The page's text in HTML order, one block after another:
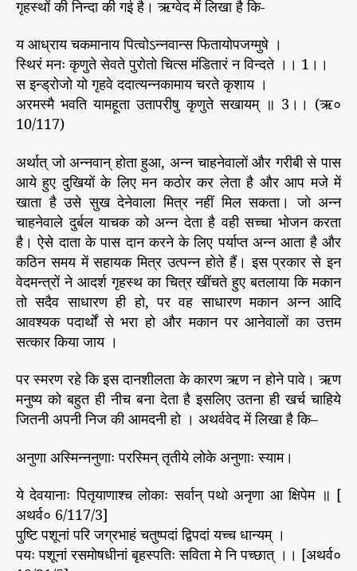
गृहस्थों की निन्दा की गई है। ऋग्वेद में लिखा है कि-
य आध्राय चकमानाय पित्वोऽन्नवान्स फितायोपजग्मुषे ।
स्थिरं मनः कृणुते सेवते पुरोतो चित्स मंडितारं न विन्दते ।। 1।।
स इन्ड्रोजो यो गृहवे ददात्यन्नकामाय चरते कृशाय ।
अरमस्मै भवति यामहूता उतापरीषु कृणुते सखायम् ॥ 3।। (ऋ०
10/117)
अर्थात् जो अन्नवान् होता हुआ, अन्न चाहनेवालों और गरीबी से पास
आये हुए दुखियों के लिए मन कठोर कर लेता है और आप मजे में
खाता है उसे सुख देनेवाला मित्र नहीं मिल सकता। जो अन्न
चाहनेवाले दुर्बल याचक को अन्न देता है वही सच्चा भोजन करता
है। ऐसे दाता के पास दान करने के लिए पर्याप्त अन्न आता है और
कठिन समय में सहायक मित्र उत्पन्न होते हैं। इस प्रकार से इन
वेदमन्त्रों ने आदर्श गृहस्थ का चित्र खींचते हुए बतलाया कि मकान
तो सदैव साधारण ही हो, पर वह साधारण मकान अन्न आदि
आवश्यक पदार्थों से भरा हो और मकान पर आनेवालों का उत्तम
सत्कार किया जाय ।
पर स्मरण रहे कि इस दानशीलता के कारण ऋण न होने पावे। ऋण
मनुष्य को बहुत ही नीच बना देता है इसलिए उतना ही खर्च चाहिये
जितनी अपनी निज की आमदनी हो । अथर्ववेद में लिखा है कि–
अनुणा अस्मिन्ननुणाः परस्मिन् तृतीये लोके अनुणाः स्याम।
ये देवयानाः पितृयाणाश्च लोकाः सर्वान् पथो अनृणा आ क्षिपेम ॥ [
अथर्व० 6/117/3]
पुष्टि पशूनां परि जग्रभाहं चतुष्पदां द्विपदां यच्च धान्यम् ।
पयः पशूनां रसमोषधीनां बृहस्पतिः सविता मे नि पच्छात् ।। [अथर्व०